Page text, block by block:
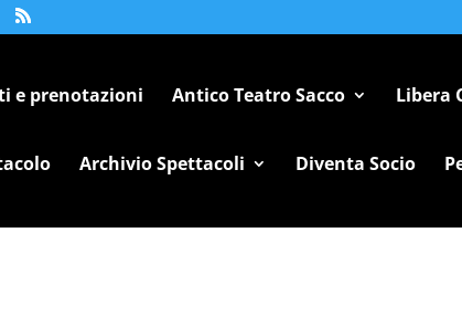
e prenotazioni Antico Teatro Sacco Libera
Archivio Spettacoli Diventa Socio